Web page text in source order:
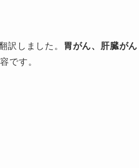
訳しました。
胃がん、肝臓がん
です。